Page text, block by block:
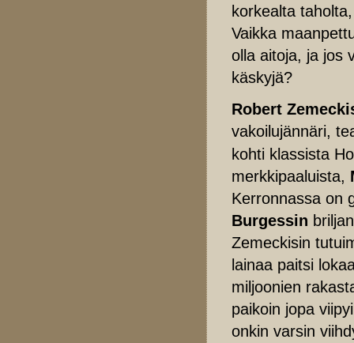
korkealta
Vaikka
olla aitoja, ja jos
käskyjä?
Robert
vakoilujännäri,
kohti klassista
merkkipaaluista,
Kerronnassa on
Burgessin
Zemeckisin
lainaa paitsi
miljoonien
paikoin jopa
onkin varsin